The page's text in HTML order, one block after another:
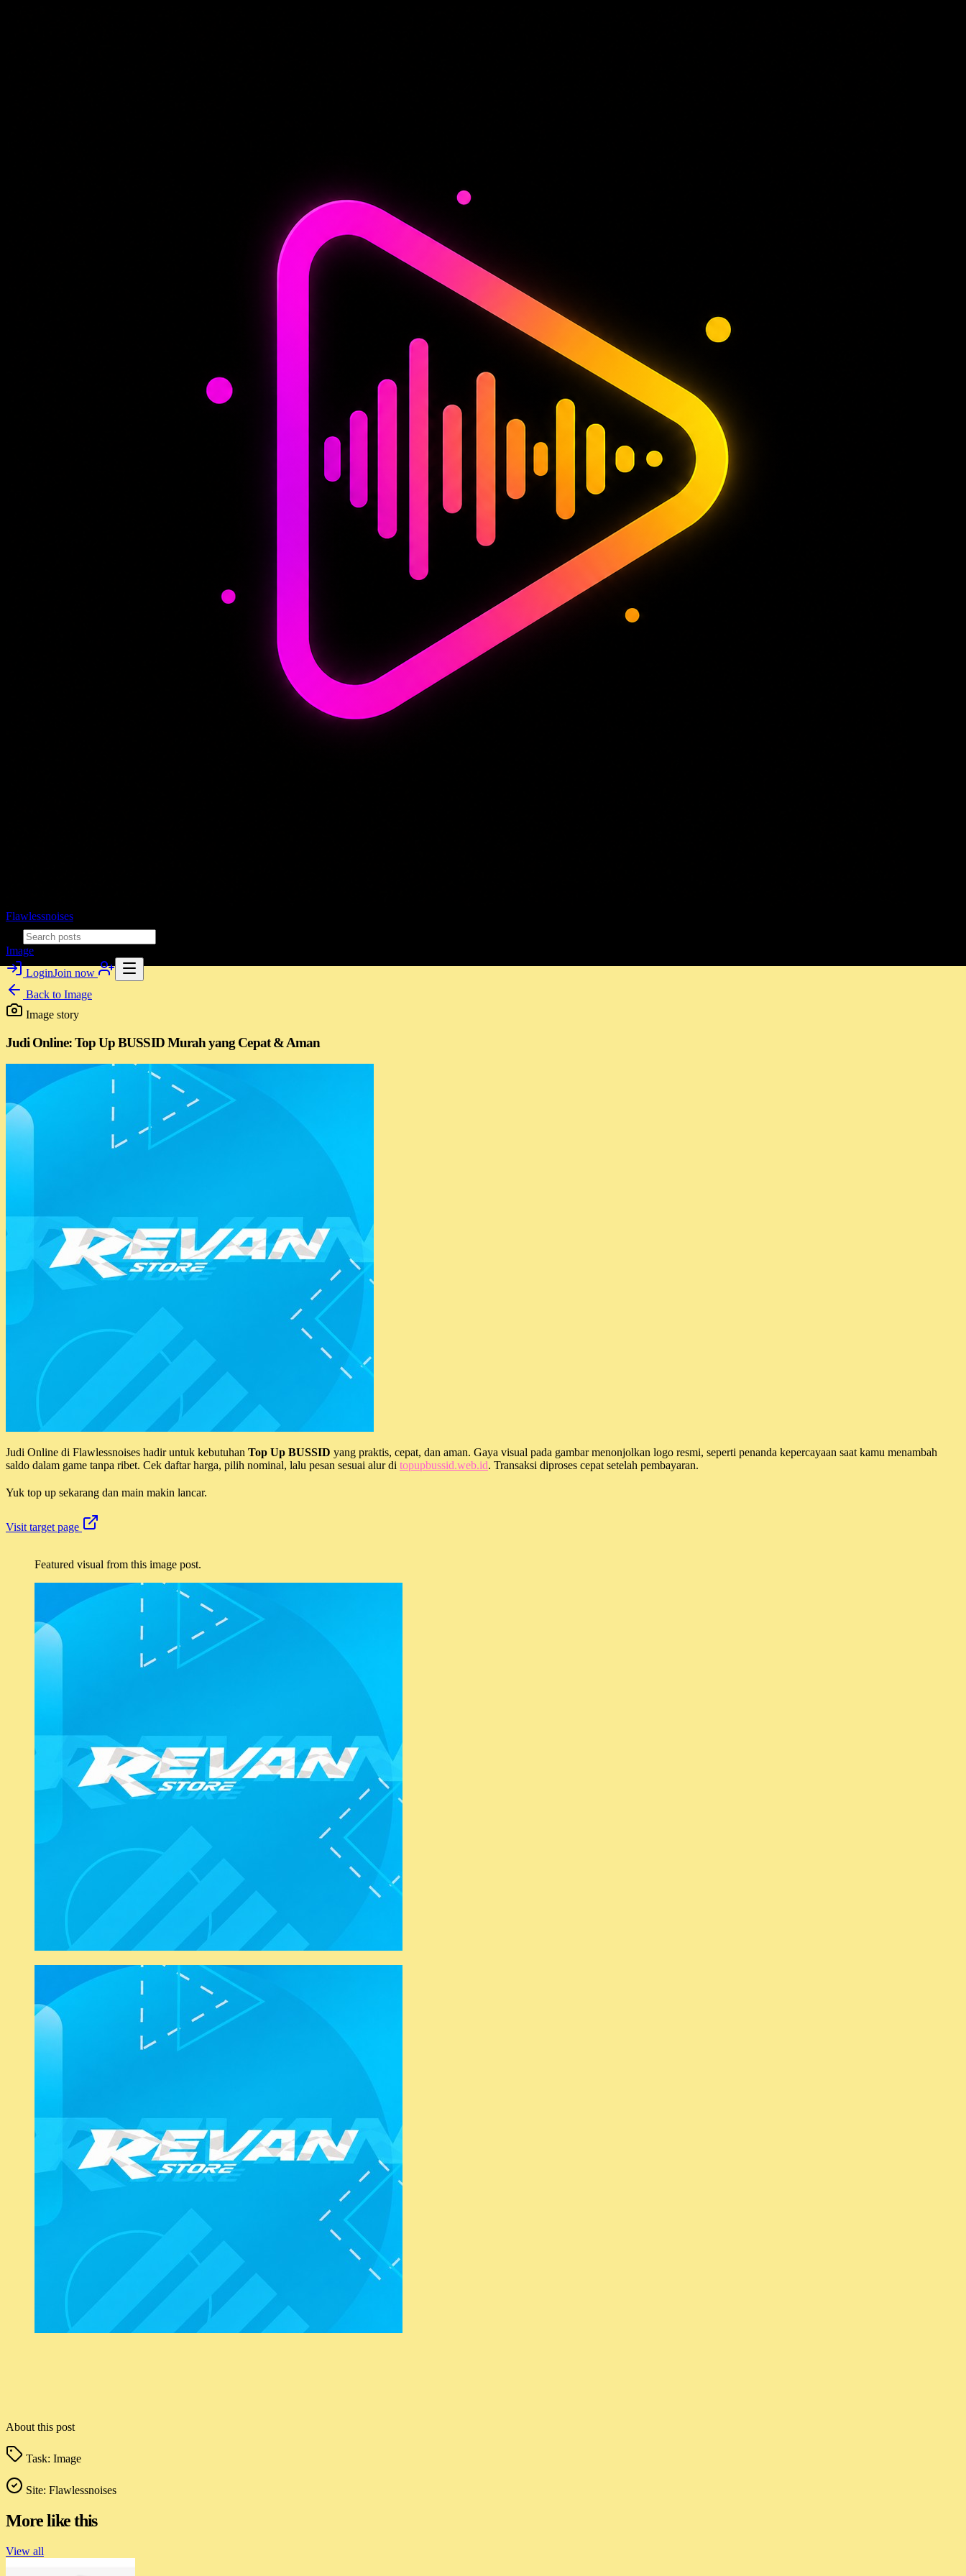
Flawlessnoises
Image
LoginJoin now
Back to Image
Image story
Judi Online: Top Up BUSSID Murah yang Cepat & Aman
Judi Online di Flawlessnoises hadir untuk kebutuhan Top Up BUSSID yang praktis, cepat, dan aman. Gaya visual pada gambar menonjolkan logo resmi, seperti penanda kepercayaan saat kamu menambah
saldo dalam game tanpa ribet. Cek daftar harga, pilih nominal, lalu pesan sesuai alur di topupbussid.web.id. Transaksi diproses cepat setelah pembayaran.
Yuk top up sekarang dan main makin lancar.
Visit target page
Featured visual from this image post.
About this post
Task: Image
Site: Flawlessnoises
More like this
View all